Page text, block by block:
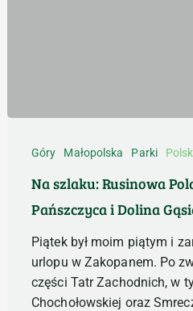
szlaku:
Polana,
Dolina
Dolina
Gąsienicowa
Góry Małopolska Parki
Na szlaku: Rusinowa
Pańszczyca i Dolina
Piątek był moim piątym i
urlopu w Zakopanem. Po
części Tatr Zachodnich, w
Chochołowskiej oraz